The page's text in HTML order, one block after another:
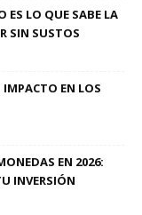
ES LO QUE SABE LA
SIN SUSTOS
IMPACTO EN LOS
EN 2026:
INVERSIÓN